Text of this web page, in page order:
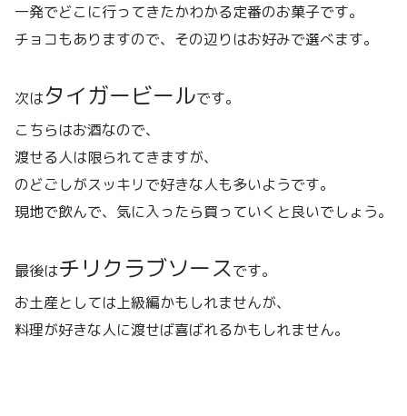
一発でどこに行ってきたかわかる定番のお菓子です。
チョコもありますので、その辺りはお好みで選べます。
次はタイガービールです。
こちらはお酒なので、
渡せる人は限られてきますが、
のどごしがスッキリで好きな人も多いようです。
現地で飲んで、気に入ったら買っていくと良いでしょう。
最後はチリクラブソースです。
お土産としては上級編かもしれませんが、
料理が好きな人に渡せば喜ばれるかもしれません。